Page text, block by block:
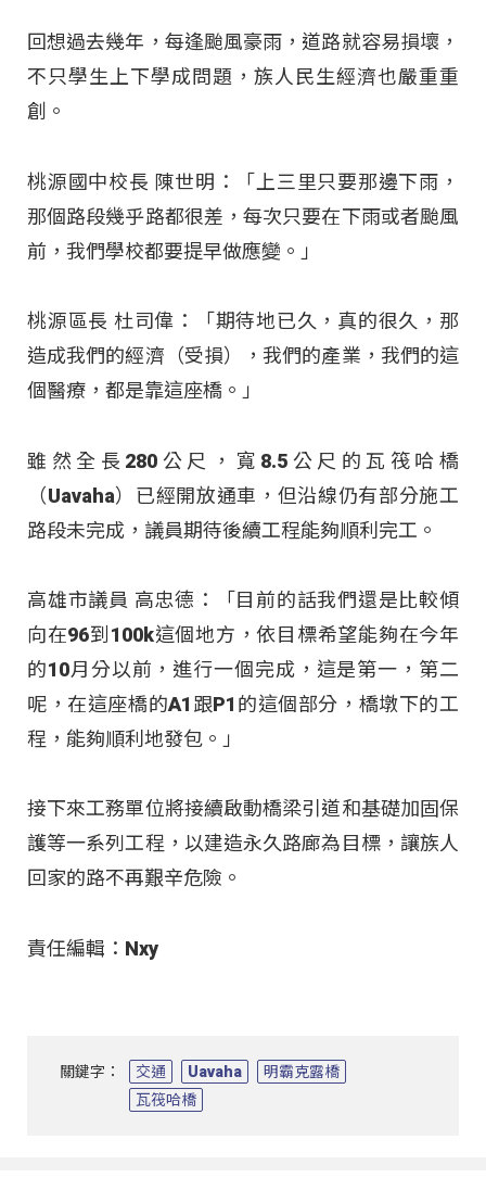
回想過去幾年，每逢颱風豪雨，道路就容易損壞，
不只學生上下學成問題，族人民生經濟也嚴重重
創。
桃源國中校長 陳世明：「上三里只要那邊下雨，
那個路段幾乎路都很差，每次只要在下雨或者颱風
前，我們學校都要提早做應變。」
桃源區長 杜司偉：「期待地已久，真的很久，那
造成我們的經濟（受損），我們的產業，我們的這
個醫療，都是靠這座橋。」
雖然全長280公尺，寬8.5公尺的瓦筏哈橋
（Uavaha）已經開放通車，但沿線仍有部分施工
路段未完成，議員期待後續工程能夠順利完工。
高雄市議員 高忠德：「目前的話我們還是比較傾
向在96到100k這個地方，依目標希望能夠在今年
的10月分以前，進行一個完成，這是第一，第二
呢，在這座橋的A1跟P1的這個部分，橋墩下的工
程，能夠順利地發包。」
接下來工務單位將接續啟動橋梁引道和基礎加固保
護等一系列工程，以建造永久路廊為目標，讓族人
回家的路不再艱辛危險。
責任編輯：Nxy
關鍵字： 交通 Uavaha
明霸克露橋
瓦筏哈橋